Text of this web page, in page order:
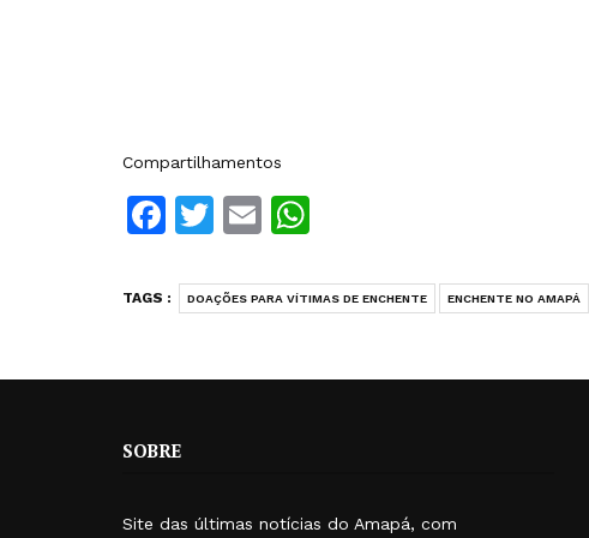
Compartilhamentos
Facebook
Twitter
Email
TAGS : DOAÇÕES PARA VÍTIMAS DE ENCHENTE ENCHENTE NO AMAPÁ
SOBRE
Site das últimas notícias do Amapá, com